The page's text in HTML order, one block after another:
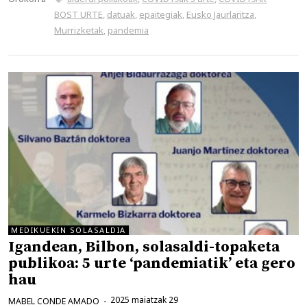
BOST URTE, datuak, epaitegiak, Eusko Jaurlaritza,
Murrizketak, pandemia
MEDIKUEKIN SOLASALDIA
Igandean, Bilbon, solasaldi-topaketa
publikoa: 5 urte ‘pandemiatik’ eta gero
hau
2025 maiatzak 29
MABEL CONDE AMADO